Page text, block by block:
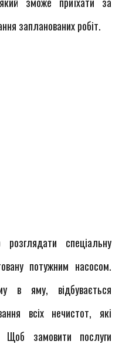
запланованих робіт.
спеціальну
потужним насосом.
в яму, відбувається
всіх нечистот, які
Щоб замовити послуги